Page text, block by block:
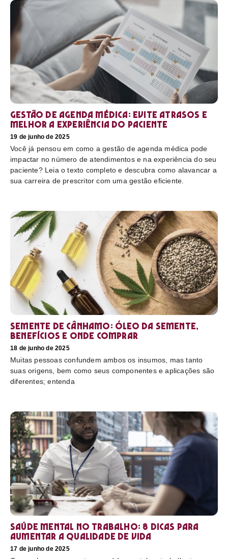
Gestão de agenda médica: Evite atrasos e
melhor a experiência do paciente
19 de junho de 2025
Você já pensou em como a gestão de agenda médica pode
impactar no número de atendimentos e na experiência do seu
paciente? Leia o texto completo e descubra como alavancar a
sua carreira de prescritor com uma gestão eficiente.
Semente de cânhamo: óleo da semente,
benefícios e onde comprar
18 de junho de 2025
Muitas pessoas confundem ambos os insumos, mas tanto
suas origens, bem como seus componentes e aplicações são
diferentes; entenda
Saúde mental no trabalho: 8 dicas para
aumentar a qualidade de vida
17 de junho de 2025